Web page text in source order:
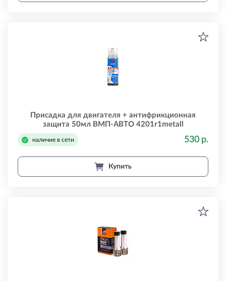
Присадка для двигателя + антифрикционная
защита 50мл ВМП-АВТО 4201r1metall
наличие в сети 530 р.
Купить